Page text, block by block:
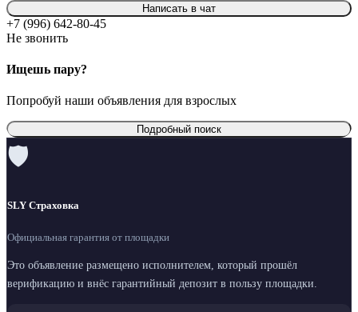
Написать в чат
+7 (996) 642-80-45
Не звонить
Ищешь пару?
Попробуй наши объявления для взрослых
Подробный поиск
🛡
SLY Страховка
Официальная гарантия от площадки
Это объявление размещено исполнителем, который прошёл
верификацию и внёс гарантийный депозит в пользу площадки.